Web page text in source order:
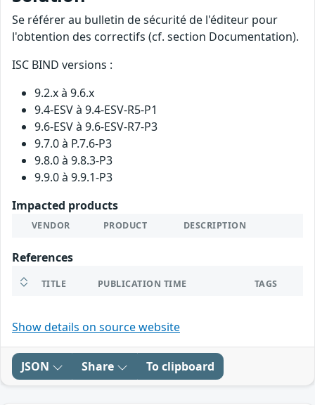
Se référer au bulletin de sécurité de l'éditeur pour
l'obtention des correctifs (cf. section Documentation).
ISC BIND versions :
9.2.x à 9.6.x
9.4-ESV à 9.4-ESV-R5-P1
9.6-ESV à 9.6-ESV-R7-P3
9.7.0 à P.7.6-P3
9.8.0 à 9.8.3-P3
9.9.0 à 9.9.1-P3
Impacted products
VENDOR PRODUCT DESCRIPTION
References
TITLE PUBLICATION TIME TAGS
Show details on source website
JSON Share To clipboard